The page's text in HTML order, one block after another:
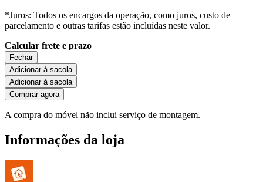
*Juros: Todos os encargos da operação, como juros, custo de
parcelamento e outras tarifas estão incluídas neste valor.
Calcular frete e prazo
Fechar
Adicionar à sacola
Adicionar à sacola
Comprar agora
A compra do móvel não inclui serviço de montagem.
Informações da loja